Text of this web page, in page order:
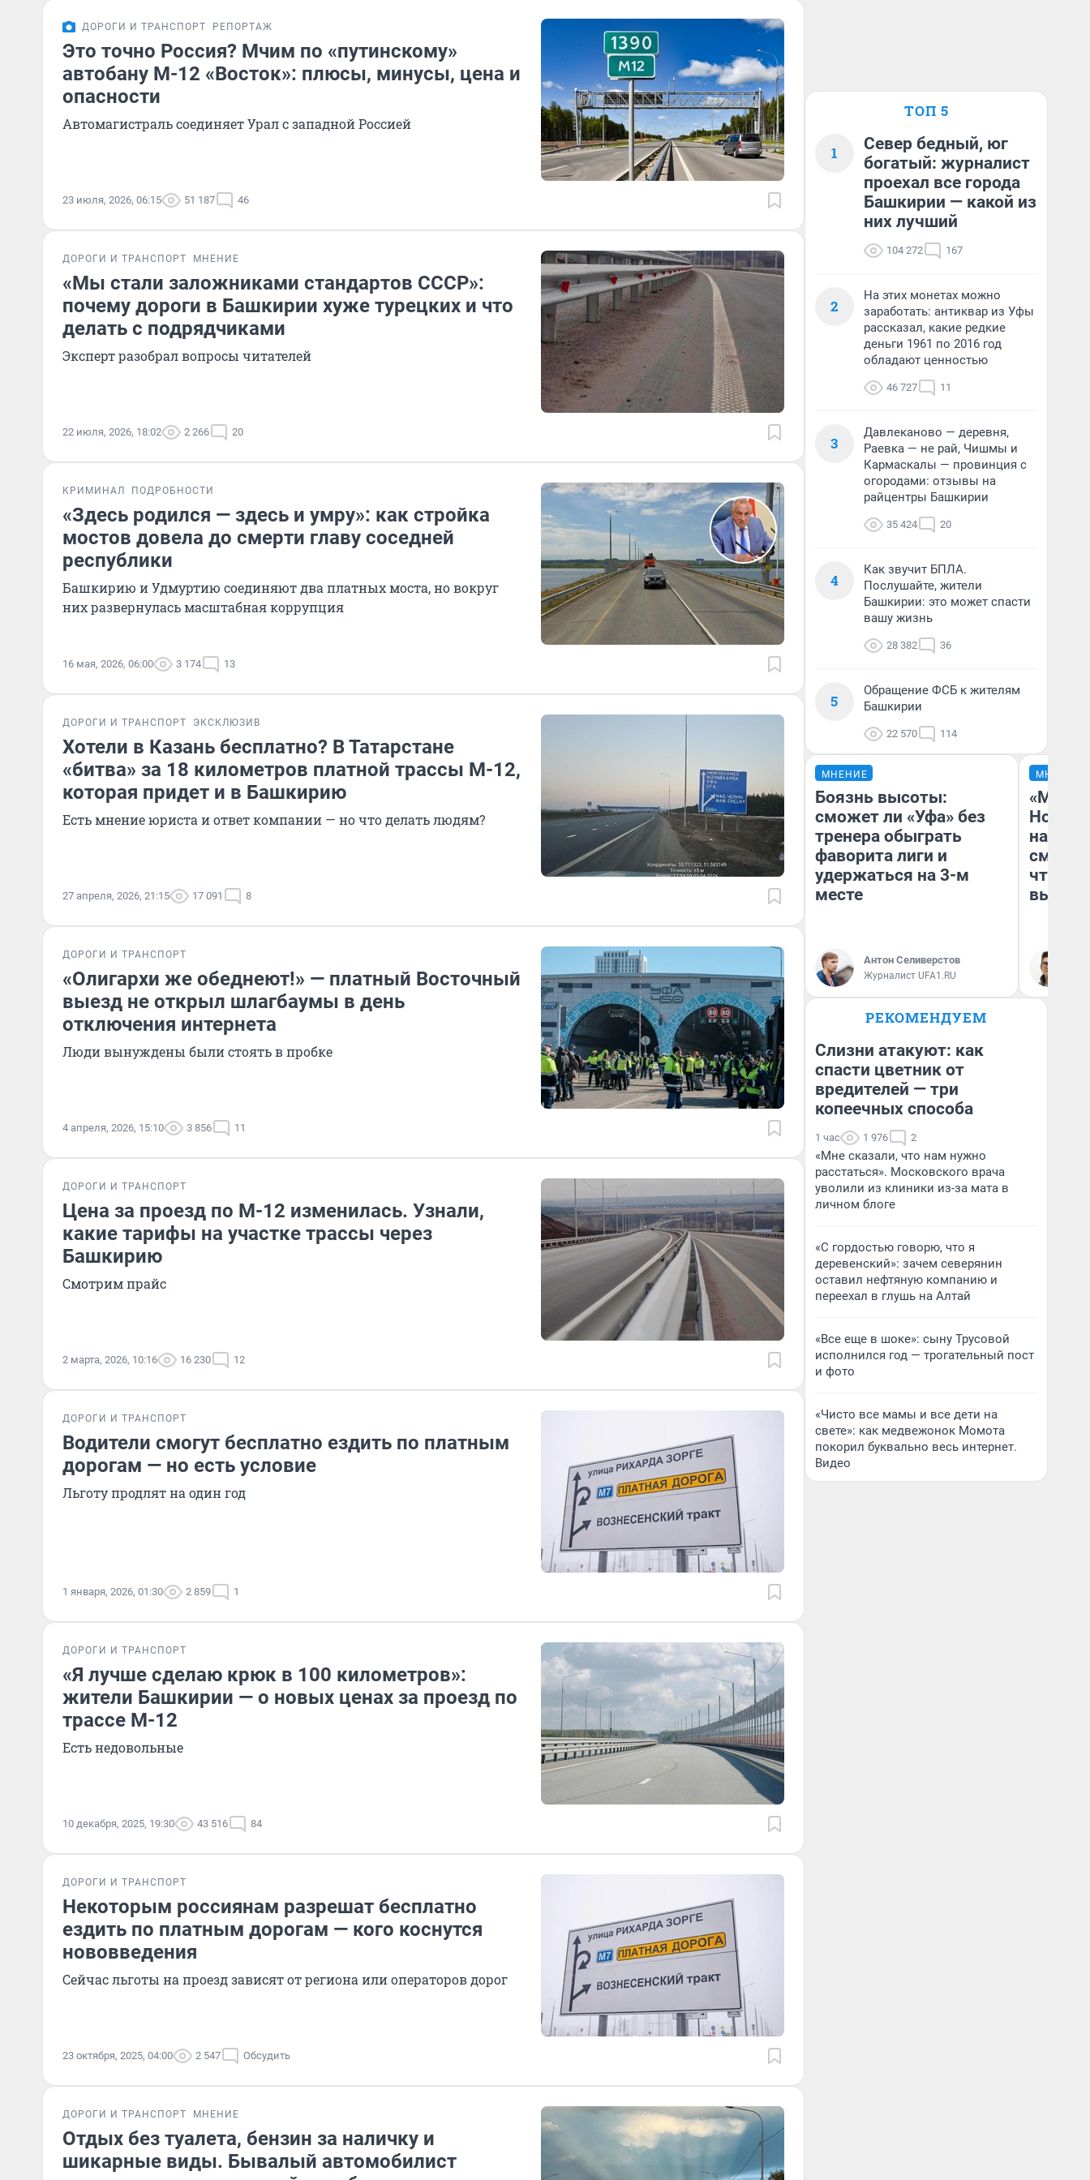
ДОРОГИ И ТРАНСПОРТ РЕПОРТАЖ
Это точно Россия? Мчим по «путинскому»
автобану М-12 «Восток»: плюсы, минусы, цена и
опасности
Автомагистраль соединяет Урал с западной Россией
23 июля, 2026, 06:15 51 187 46
ДОРОГИ И ТРАНСПОРТ МНЕНИЕ
«Мы стали заложниками стандартов СССР»:
почему дороги в Башкирии хуже турецких и что
делать с подрядчиками
Эксперт разобрал вопросы читателей
22 июля, 2026, 18:02 2 266 20
КРИМИНАЛ ПОДРОБНОСТИ
«Здесь родился — здесь и умру»: как стройка
мостов довела до смерти главу соседней
республики
Башкирию и Удмуртию соединяют два платных моста, но вокруг
них развернулась масштабная коррупция
16 мая, 2026, 06:00 3 174 13
ДОРОГИ И ТРАНСПОРТ ЭКСКЛЮЗИВ
Хотели в Казань бесплатно? В Татарстане
«битва» за 18 километров платной трассы М-12,
которая придет и в Башкирию
Есть мнение юриста и ответ компании — но что делать людям?
27 апреля, 2026, 21:15 17 091 8
ДОРОГИ И ТРАНСПОРТ
«Олигархи же обеднеют!» — платный Восточный
выезд не открыл шлагбаумы в день
отключения интернета
Люди вынуждены были стоять в пробке
4 апреля, 2026, 15:10 3 856 11
ДОРОГИ И ТРАНСПОРТ
Цена за проезд по М-12 изменилась. Узнали,
какие тарифы на участке трассы через
Башкирию
Смотрим прайс
2 марта, 2026, 10:16 16 230 12
ДОРОГИ И ТРАНСПОРТ
Водители смогут бесплатно ездить по платным
дорогам — но есть условие
Льготу продлят на один год
1 января, 2026, 01:30 2 859 1
ДОРОГИ И ТРАНСПОРТ
«Я лучше сделаю крюк в 100 километров»:
жители Башкирии — о новых ценах за проезд по
трассе М-12
Есть недовольные
10 декабря, 2025, 19:30 43 516 84
ДОРОГИ И ТРАНСПОРТ
Некоторым россиянам разрешат бесплатно
ездить по платным дорогам — кого коснутся
нововведения
Сейчас льготы на проезд зависят от региона или операторов дорог
23 октября, 2025, 04:00 2 547 Обсудить
ДОРОГИ И ТРАНСПОРТ МНЕНИЕ
Отдых без туалета, бензин за наличку и
шикарные виды. Бывалый автомобилист
ТОП 5
1
Север бедный, юг
богатый: журналист
проехал все города
Башкирии — какой из
них лучший
104 272 167
2
На этих монетах можно
заработать: антиквар из Уфы
рассказал, какие редкие
деньги 1961 по 2016 год
обладают ценностью
46 727 11
3
Давлеканово — деревня,
Раевка — не рай, Чишмы и
Кармаскалы — провинция с
огородами: отзывы на
райцентры Башкирии
35 424 20
4
Как звучит БПЛА.
Послушайте, жители
Башкирии: это может спасти
вашу жизнь
28 382 36
5
Обращение ФСБ к жителям
Башкирии
22 570 114
МНЕНИЕ
Боязнь высоты:
сможет ли «Уфа» без
тренера обыграть
фаворита лиги и
удержаться на 3-м
месте
Антон Селиверстов
Журналист UFA1.RU
МНЕНИЕ
«Мы
чтобы
РЕКОМЕНДУЕМ
Слизни атакуют: как
спасти цветник от
вредителей — три
копеечных способа
1 час 1 976 2
«Мне сказали, что нам нужно
расстаться». Московского врача
уволили из клиники из-за мата в
личном блоге
«С гордостью говорю, что я
деревенский»: зачем северянин
оставил нефтяную компанию и
переехал в глушь на Алтай
«Все еще в шоке»: сыну Трусовой
исполнился год — трогательный пост
и фото
«Чисто все мамы и все дети на
свете»: как медвежонок Момота
покорил буквально весь интернет.
Видео